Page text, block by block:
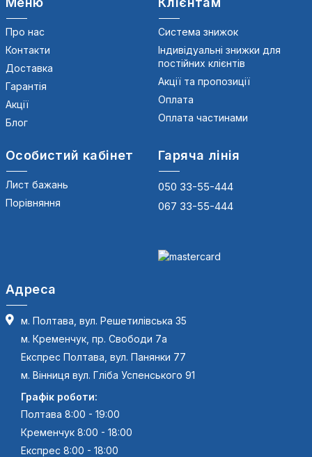
Про нас
Контакти
Доставка
Гарантія
Акції
Блог
Система знижок
Індивідуальні знижки для
постійних клієнтів
Акції та пропозиції
Оплата
Оплата частинами
Особистий кабінет
Лист бажань
Порівняння
Гаряча лінія
050 33-55-444
067 33-55-444
Адреса
м. Полтава, вул. Решетилівська 35
м. Кременчук, пр. Свободи 7а
Експрес Полтава, вул. Панянки 77
м. Вінниця вул. Гліба Успенського 91
Графік роботи:
Полтава 8:00 - 19:00
Кременчук 8:00 - 18:00
Експрес 8:00 - 18:00